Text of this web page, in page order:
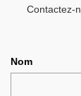
Contactez-
Nom